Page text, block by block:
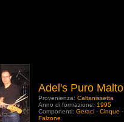
Adel's Puro Malto
Provenienza: Caltanissetta
Anno di formazione: 1995
Componenti: Geraci - Cinque -
Falzone